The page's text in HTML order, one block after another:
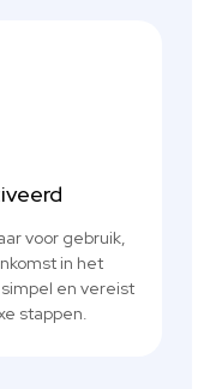
voor gebruik,
in het
en vereist
stappen.